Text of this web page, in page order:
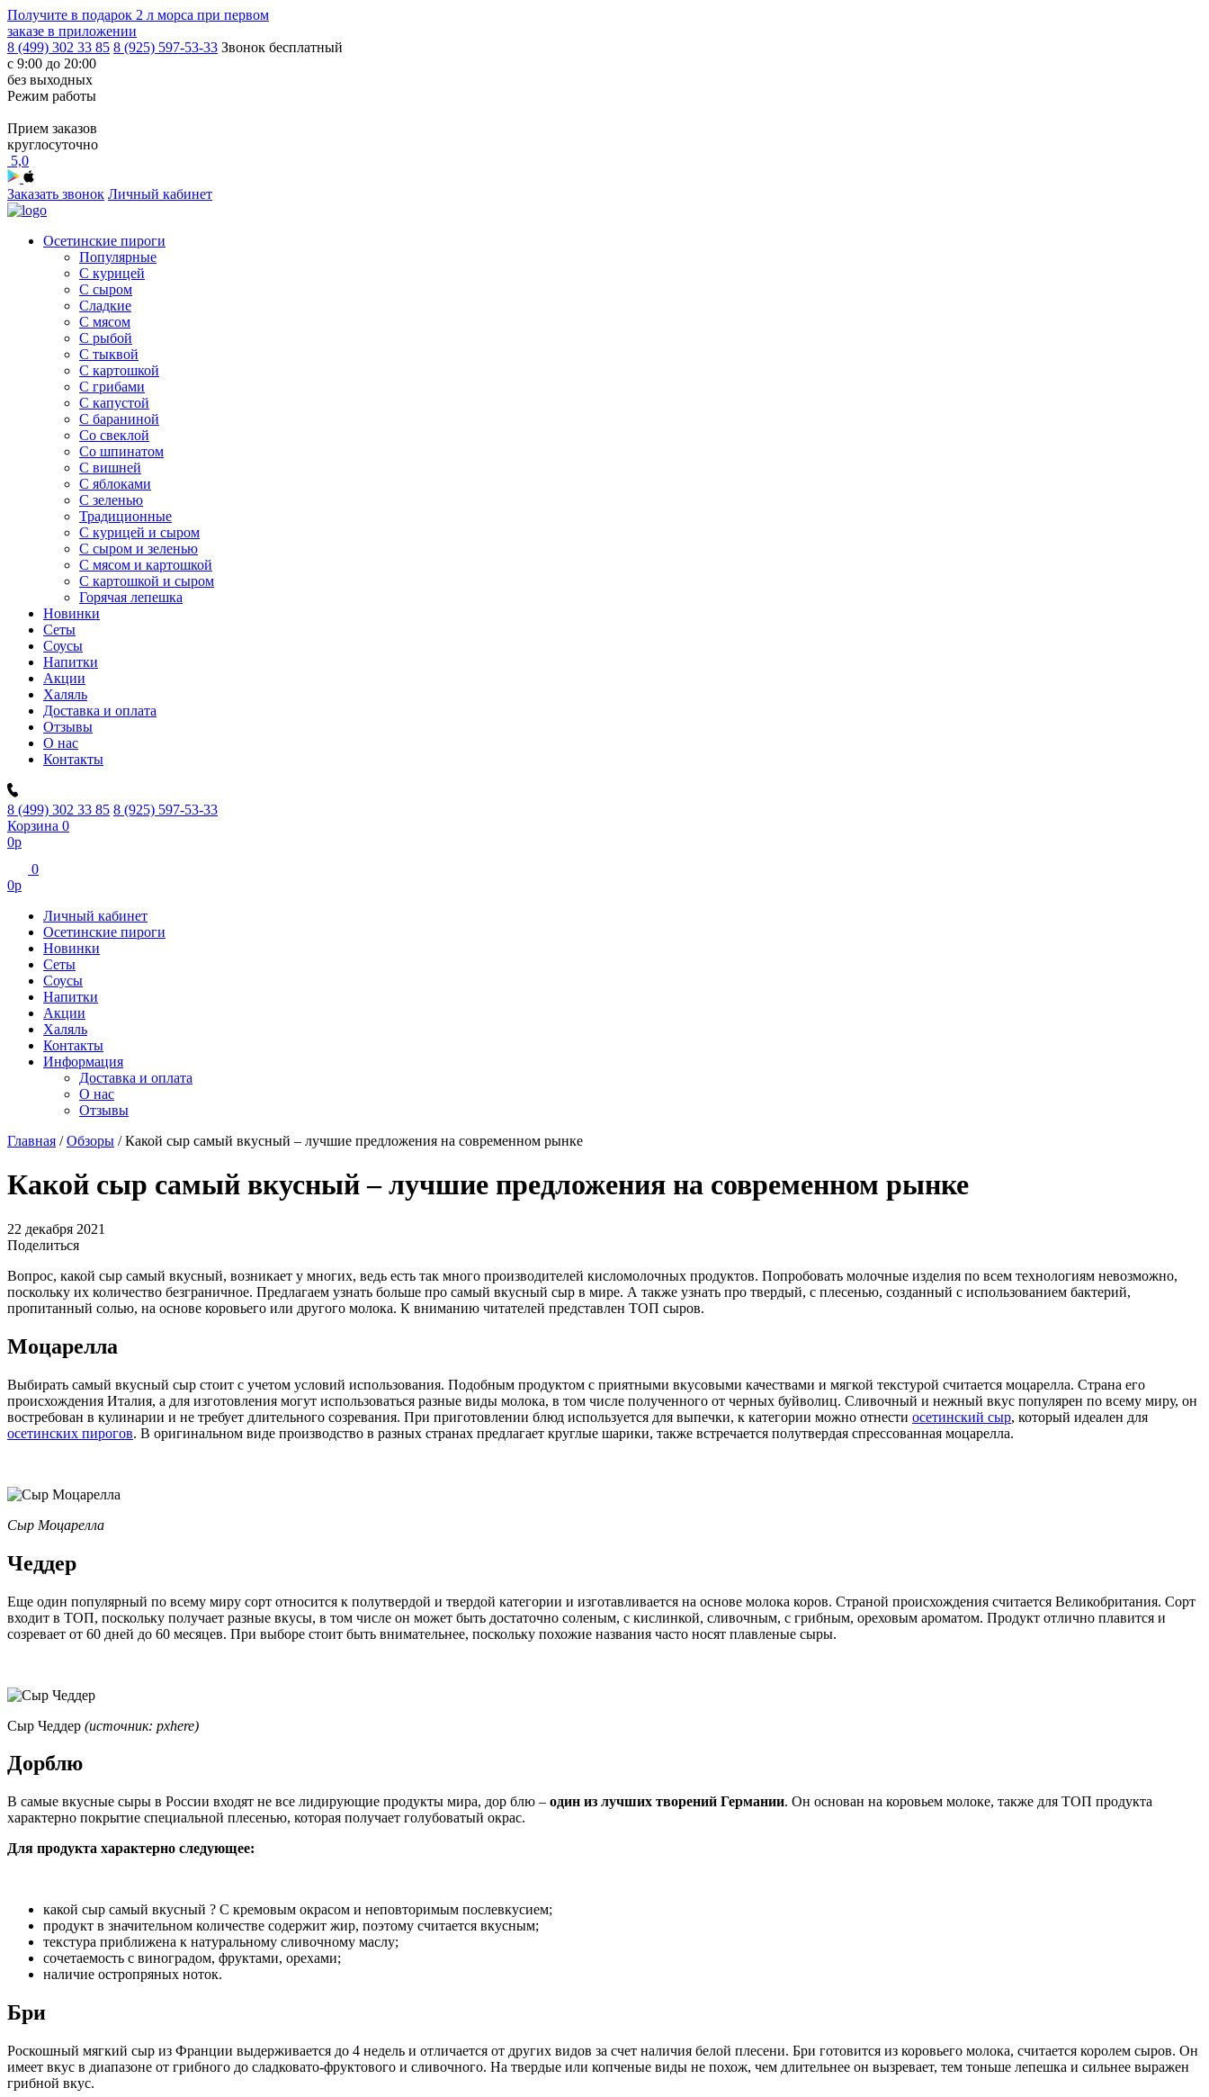
Получите в подарок 2 л морса при первом
заказе в приложении
8 (499) 302 33 85 8 (925) 597-53-33 Звонок бесплатный
с 9:00 до 20:00
без выходных
Режим работы
Прием заказов
круглосуточно
5,0
Заказать звонок Личный кабинет
Осетинские пироги
Популярные
С курицей
С сыром
Сладкие
С мясом
С рыбой
С тыквой
С картошкой
С грибами
С капустой
C бараниной
Со свеклой
Со шпинатом
С вишней
С яблоками
С зеленью
Традиционные
С курицей и сыром
С сыром и зеленью
С мясом и картошкой
С картошкой и сыром
Горячая лепешка
Новинки
Сеты
Соусы
Напитки
Акции
Халяль
Доставка и оплата
Отзывы
О нас
Контакты
8 (499) 302 33 85 8 (925) 597-53-33
Корзина 0
0р
0
0р
Личный кабинет
Осетинские пироги
Новинки
Сеты
Соусы
Напитки
Акции
Халяль
Контакты
Информация
Доставка и оплата
О нас
Отзывы
Главная /Обзоры /Какой сыр самый вкусный – лучшие предложения на современном рынке
Какой сыр самый вкусный – лучшие предложения на современном рынке
22 декабря 2021
Поделиться
Вопрос, какой сыр самый вкусный, возникает у многих, ведь есть так много производителей кисломолочных продуктов. Попробовать молочные изделия по всем технологиям невозможно,
поскольку их количество безграничное. Предлагаем узнать больше про самый вкусный сыр в мире. А также узнать про твердый, с плесенью, созданный с использованием бактерий,
пропитанный солью, на основе коровьего или другого молока. К вниманию читателей представлен ТОП сыров.
Моцарелла
Выбирать самый вкусный сыр стоит с учетом условий использования. Подобным продуктом с приятными вкусовыми качествами и мягкой текстурой считается моцарелла. Страна его
происхождения Италия, а для изготовления могут использоваться разные виды молока, в том числе полученного от черных буйволиц. Сливочный и нежный вкус популярен по всему миру, он
востребован в кулинарии и не требует длительного созревания. При приготовлении блюд используется для выпечки, к категории можно отнести осетинский сыр, который идеален для
осетинских пирогов. В оригинальном виде производство в разных странах предлагает круглые шарики, также встречается полутвердая спрессованная моцарелла.
Сыр Моцарелла
Чеддер
Еще один популярный по всему миру сорт относится к полутвердой и твердой категории и изготавливается на основе молока коров. Страной происхождения считается Великобритания. Сорт
входит в ТОП, поскольку получает разные вкусы, в том числе он может быть достаточно соленым, с кислинкой, сливочным, с грибным, ореховым ароматом. Продукт отлично плавится и
созревает от 60 дней до 60 месяцев. При выборе стоит быть внимательнее, поскольку похожие названия часто носят плавленые сыры.
Сыр Чеддер (источник: pxhere)
Дорблю
В самые вкусные сыры в России входят не все лидирующие продукты мира, дор блю – один из лучших творений Германии. Он основан на коровьем молоке, также для ТОП продукта
характерно покрытие специальной плесенью, которая получает голубоватый окрас.
Для продукта характерно следующее:
какой сыр самый вкусный ? С кремовым окрасом и неповторимым послевкусием;
продукт в значительном количестве содержит жир, поэтому считается вкусным;
текстура приближена к натуральному сливочному маслу;
сочетаемость с виноградом, фруктами, орехами;
наличие остропряных ноток.
Бри
Роскошный мягкий сыр из Франции выдерживается до 4 недель и отличается от других видов за счет наличия белой плесени. Бри готовится из коровьего молока, считается королем сыров. Он
имеет вкус в диапазоне от грибного до сладковато-фруктового и сливочного. На твердые или копченые виды не похож, чем длительнее он вызревает, тем тоньше лепешка и сильнее выражен
грибной вкус.